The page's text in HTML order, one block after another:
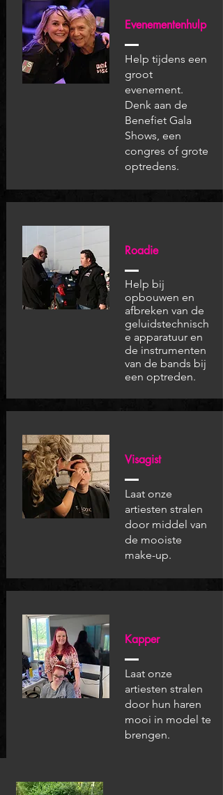
Evenementenhulp
Help tijdens een
groot
evenement.
Denk aan de
Benefiet Gala
Shows, een
congres of grote
optredens.
Roadie
Help bij
opbouwen en
afbreken van de
geluidstechnisch
e apparatuur en
de instrumenten
van de bands bij
een optreden.
Visagist
Laat onze
artiesten stralen
door middel van
de mooiste
make-up.
Kapper
Laat onze
artiesten stralen
door hun haren
mooi in model te
brengen.